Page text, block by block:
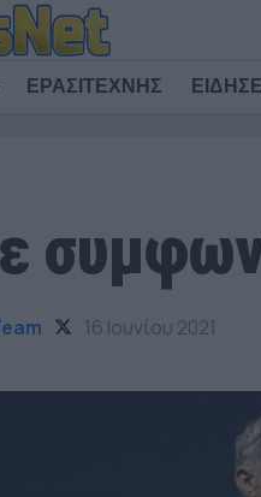
ΕΡΑΣΙΤΕΧΝΗΣ
16 Ιουνίου 2021